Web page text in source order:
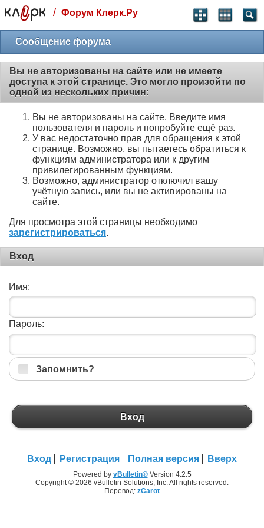
Святые угодники, Клерк без рекламы
прекрасен:)
месяц
₽
3 месяца
259 ₽
полгода
Оплатить
/ Форум Клерк.Ру
Сообщение форума
Вы не авторизованы на сайте или не имеете
доступа к этой странице. Это могло произойти по
одной из нескольких причин:
Вы не авторизованы на сайте. Введите имя
пользователя и пароль и попробуйте ещё раз.
У вас недостаточно прав для обращения к этой
странице. Возможно, вы пытаетесь обратиться к
функциям администратора или к другим
привилегированным функциям.
Возможно, администратор отключил вашу
учётную запись, или вы не активированы на
сайте.
Для просмотра этой страницы необходимо
зарегистрироваться.
Вход
Имя:
Пароль:
Запомнить?
Вход
Вход Регистрация Полная версия Вверх
Powered by vBulletin®Version 4.2.5
Copyright © 2026 vBulletin Solutions, Inc. All rights reserved.
Перевод: zCarot